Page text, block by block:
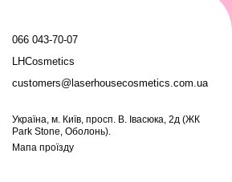
066 043-70-07
LHCosmetics
customers@laserhousecosmetics.com.ua
Українa, м. Київ, просп. В. Івасюка, 2д (ЖК
Park Stone, Оболонь).
Мапа проїзду